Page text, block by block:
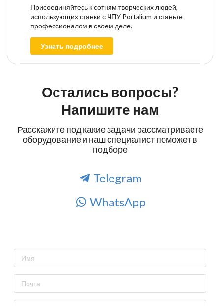
Присоединяйтесь к сотням творческих людей,
использующих станки с ЧПУ Portalium и станьте
профессионалом в своем деле.
Узнать подробнее
Остались вопросы?
Напишите нам
Расскажите под какие задачи рассматриваете
оборудование и наш специалист поможет в
подборе
Telegram
WhatsApp